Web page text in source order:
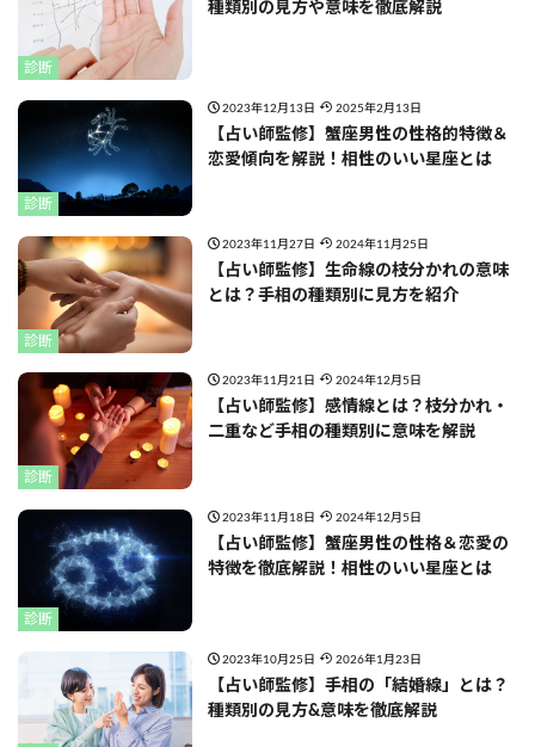
診断
種類別の見方や意味を徹底解説
診断
2023年12月13日 2025年2月13日
【占い師監修】蟹座男性の性格的特徴＆
恋愛傾向を解説！相性のいい星座とは
診断
2023年11月27日 2024年11月25日
【占い師監修】生命線の枝分かれの意味
とは？手相の種類別に見方を紹介
診断
2023年11月21日 2024年12月5日
【占い師監修】感情線とは？枝分かれ・
二重など手相の種類別に意味を解説
診断
2023年11月18日 2024年12月5日
【占い師監修】蟹座男性の性格＆恋愛の
特徴を徹底解説！相性のいい星座とは
2023年10月25日 2026年1月23日
【占い師監修】手相の「結婚線」とは？
種類別の見方&意味を徹底解説